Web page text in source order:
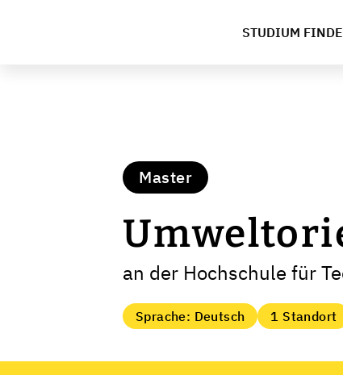
STUDIUM
Master
an der Hochschule für
Sprache: Deutsch 1 Standort